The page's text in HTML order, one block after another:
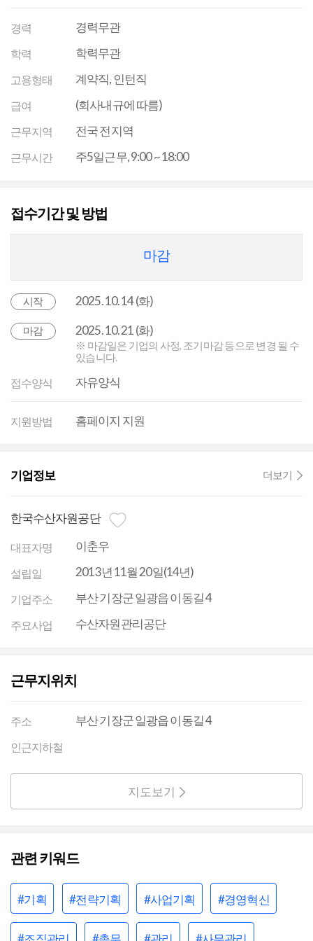
경력 경력무관
학력 학력무관
고용형태 계약직, 인턴직
급여 (회사내규에 따름)
근무지역 전국 전지역
근무시간 주5일근무, 9:00 ~ 18:00
접수기간 및 방법
마감
시작 2025. 10. 14 (화)
마감 2025. 10. 21 (화)
※ 마감일은 기업의 사정, 조기마감 등으로 변경 될 수
있습니다.
접수양식 자유양식
지원방법 홈페이지 지원
기업정보 더보기
한국수산자원공단
대표자명 이춘우
설립일 2013년 11월 20일(14년)
기업주소 부산 기장군 일광읍 이동길 4
주요사업 수산자원관리공단
근무지위치
주소 부산 기장군 일광읍 이동길 4
인근지하철
지도보기
관련 키워드
#기획 #전략기획 #사업기획 #경영혁신